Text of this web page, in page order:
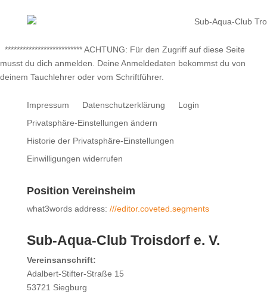
************************** ACHTUNG: Für den Zugriff auf diese Seite
musst du dich anmelden. Deine Anmeldedaten bekommst du von
deinem Tauchlehrer oder vom Schriftführer.
Impressum Datenschutzerklärung
Login
Privatsphäre-Einstellungen ändern
Historie der Privatsphäre-Einstellungen
Einwilligungen widerrufen
Position Vereinsheim
what3words address: ///editor.coveted.segments
Sub-Aqua-Club Troisdorf e. V.
Vereinsanschrift:
Adalbert-Stifter-Straße 15
53721 Siegburg